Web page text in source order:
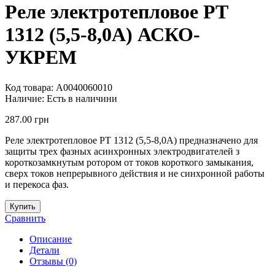
Реле электротепловое PT
1312 (5,5-8,0А) АСКО-
УКРЕМ
Код товара: A0040060010
Наличие: Есть в наличини
287.00 грн
Реле электротепловое PT 1312 (5,5-8,0А) предназначено для
защиты трех фазных асинхронных электродвигателей з
короткозамкнутым ротором от токов короткого замыкания,
сверх токов непрерывного действия и не синхронной работы
и перекоса фаз.
Купить
Сравнить
Описание
Детали
Отзывы (0)